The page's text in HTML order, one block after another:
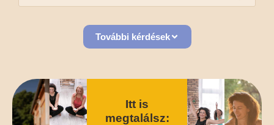
Nem feltétel a meditációs előélet. Akár teljesen
kezdő, akár gyakorló meditáló vagy, részt
Tovább olvasom
További kérdések
Itt is
megtalálsz: